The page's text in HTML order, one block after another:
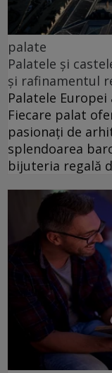
palate
Palatele și
și rafinamentul
Palatele
Fiecare palat
pasionați de
splendoarea
bijuteria regală